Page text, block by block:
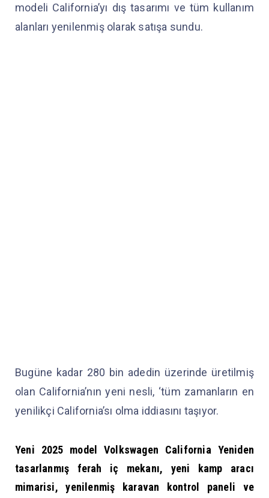
modeli California’yı dış tasarımı ve tüm kullanım
alanları yenilenmiş olarak satışa sundu.
Bugüne kadar 280 bin adedin üzerinde üretilmiş
olan California’nın yeni nesli, ‘tüm zamanların en
yenilikçi California’sı olma iddiasını taşıyor.
Yeni 2025 model Volkswagen California Yeniden
tasarlanmış ferah iç mekanı, yeni kamp aracı
mimarisi, yenilenmiş karavan kontrol paneli ve